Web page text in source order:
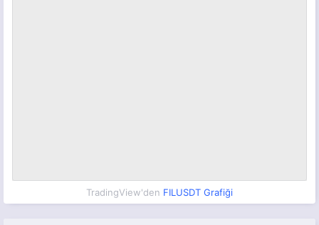
TradingView'den FILUSDT Grafiği